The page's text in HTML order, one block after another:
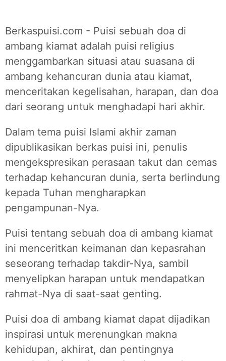
Berkaspuisi.com - Puisi sebuah doa di
ambang kiamat adalah puisi religius
menggambarkan situasi atau suasana di
ambang kehancuran dunia atau kiamat,
menceritakan kegelisahan, harapan, dan doa
dari seorang untuk menghadapi hari akhir.
Dalam tema puisi Islami akhir zaman
dipublikasikan berkas puisi ini, penulis
mengekspresikan perasaan takut dan cemas
terhadap kehancuran dunia, serta berlindung
kepada Tuhan mengharapkan
pengampunan-Nya.
Puisi tentang sebuah doa di ambang kiamat
ini menceritkan keimanan dan kepasrahan
seseorang terhadap takdir-Nya, sambil
menyelipkan harapan untuk mendapatkan
rahmat-Nya di saat-saat genting.
Puisi doa di ambang kiamat dapat dijadikan
inspirasi untuk merenungkan makna
kehidupan, akhirat, dan pentingnya